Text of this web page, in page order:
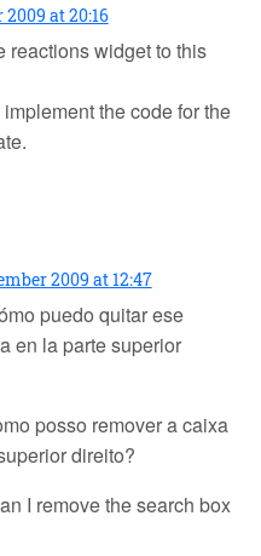
at 20:16
reactions widget to this
implement the code for the
2009 at 12:47
puedo quitar ese
en la parte superior
posso remover a caixa
direito?
I remove the search box